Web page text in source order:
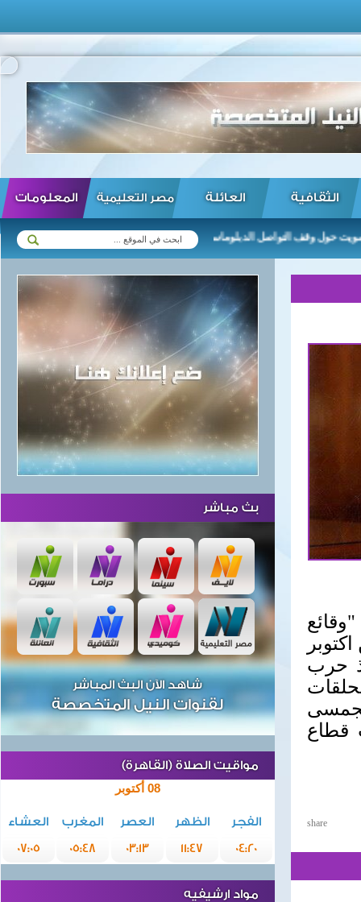
الثقافية العائلة مصر التعليمية المعلومات
تمديد أعمال الحوار وقف التواصل الدبلوماسي مع كيري ...
اكتوبر
حرب
و من أهم الحلقات
قطاع
share
بث مباشر
شاهد الآن البث المباشر
لقنوات النيل المتخصصة
مواقيت الصلاة (القاهرة)
08 أكتوبر
الفجر الظهر العصر المغرب
العشاء
04:20
11:47
03:13
05:48
07:05
مواد ارشيفيه